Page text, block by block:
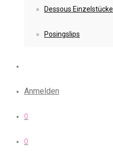
Dessous Einzelstücke
Posingslips
Anmelden
0
0